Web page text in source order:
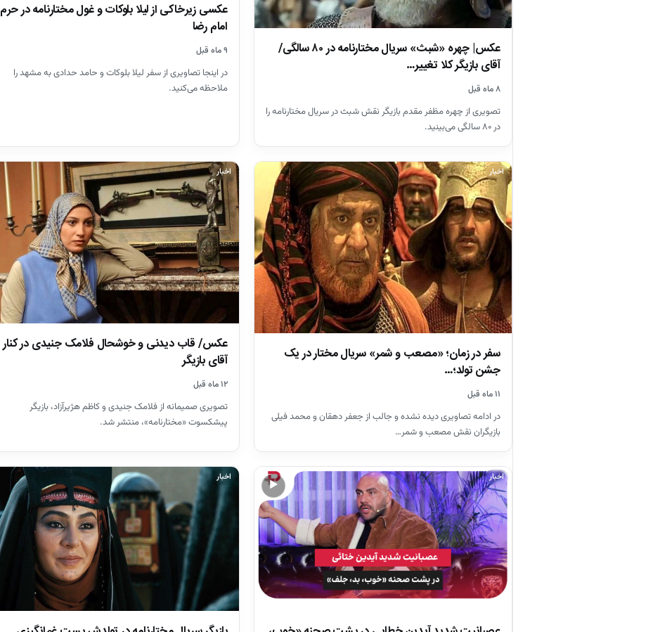
عکس| چهره «شبث» سریال مختارنامه در ۸۰ سالگی/
آقای بازیگر کلا تغییر…
۸ ماه قبل
تصویری از چهره مظفر مقدم بازیگر نقش شبث در سریال مختارنامه را
در ۸۰ سالگی می‌بینید.
عکسی زیرخاکی از لیلا بلوکات و غول مختارنامه در حرم
امام رضا
۹ ماه قبل
در اینجا تصاویری از سفر لیلا بلوکات و حامد حدادی به مشهد را
ملاحظه می‌کنید.
اخبار
سفر در زمان؛ «مصعب و شمر» سریال مختار در یک
جشن تولد؛…
۱۱ ماه قبل
در ادامه تصاویری دیده نشده و جالب از جعفر دهقان و محمد فیلی
بازیگران نقش مصعب و شمر…
اخبار
عکس/ قاب دیدنی و خوشحال فلامک جنیدی در کنار
آقای بازیگر
۱۲ ماه قبل
تصویری صمیمانه از فلامک جنیدی و کاظم هژیرآزاد، بازیگر
پیشکسوت «مختارنامه»، منتشر شد.
▶
اخبار اخبار